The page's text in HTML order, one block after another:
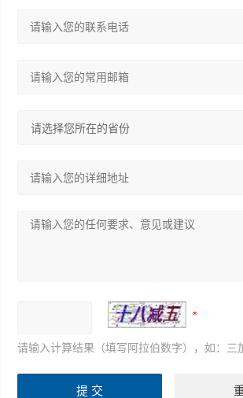
请输入计算结果（填写阿拉伯数字），如：三